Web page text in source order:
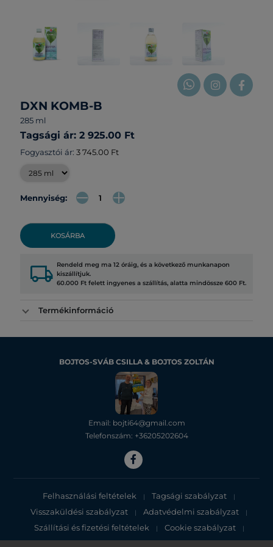
DXN KOMB-B
285 ml
Tagsági ár: 2 925.00 Ft
Fogyasztói ár: 3 745.00 Ft
Mennyiség:
KOSÁRBA
local_shipping Rendeld meg ma 12 óráig, és a következő munkanapon
kiszállítjuk.
60.000 Ft felett ingyenes a szállítás, alatta mindössze 600 Ft.
Termékinformáció
BOJTOS-SVÁB CSILLA & BOJTOS ZOLTÁN
Email: bojti64@gmail.com
Telefonszám: +36205202604
Felhasználási feltételek | Tagsági szabályzat |
Visszaküldési szabályzat | Adatvédelmi szabályzat |
Szállítási és fizetési feltételek | Cookie szabályzat |
Adatvédelmi tájékoztató